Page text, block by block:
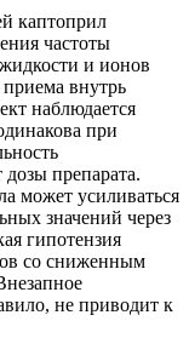
каптоприл
частоты
и ионов
внутрь
наблюдается
при
дозы препарата.
может усиливаться
значений через
гипотензия
со сниженным
не приводит к